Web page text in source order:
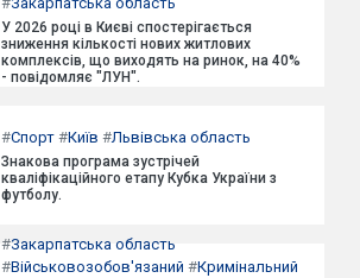
У 2026 році в Києві спостерігається
зниження кількості нових житлових
комплексів, що виходять на ринок, на 40%
- повідомляє "ЛУН".
#Спорт #Київ #Львівська область
Знакова програма зустрічей
кваліфікаційного етапу Кубка України з
футболу.
#Закарпатська область
#Військовозобов'язаний #Кримінальний